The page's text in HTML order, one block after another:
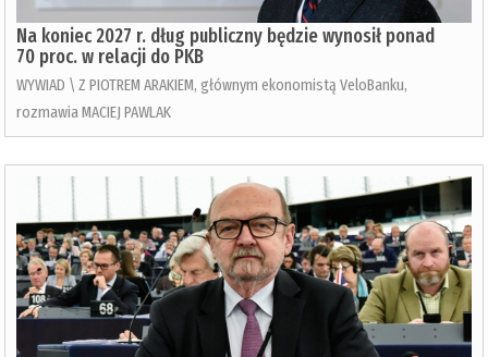
Na koniec 2027 r. dług publiczny będzie wynosił ponad
70 proc. w relacji do PKB
WYWIAD \ Z PIOTREM ARAKIEM, głównym ekonomistą VeloBanku,
rozmawia MACIEJ PAWLAK